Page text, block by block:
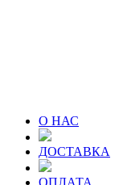
О НАС
ДОСТАВКА
ОПЛАТА